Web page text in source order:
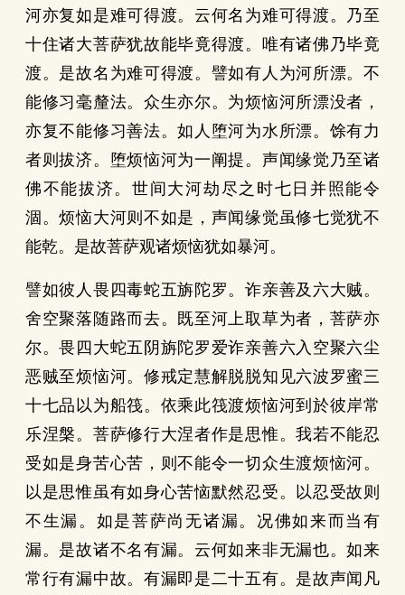
河亦复如是难可得渡。云何名为难可得渡。乃至
十住诸大菩萨犹故能毕竟得渡。唯有诸佛乃毕竟
渡。是故名为难可得渡。譬如有人为河所漂。不
能修习毫釐法。众生亦尔。为烦恼河所漂没者，
亦复不能修习善法。如人堕河为水所漂。馀有力
者则拔济。堕烦恼河为一阐提。声闻缘觉乃至诸
佛不能拔济。世间大河劫尽之时七日并照能令
涸。烦恼大河则不如是，声闻缘觉虽修七觉犹不
能乾。是故菩萨观诸烦恼犹如暴河。
譬如彼人畏四毒蛇五旃陀罗。诈亲善及六大贼。
舍空聚落随路而去。既至河上取草为者，菩萨亦
尔。畏四大蛇五阴旃陀罗爱诈亲善六入空聚六尘
恶贼至烦恼河。修戒定慧解脱脱知见六波罗蜜三
十七品以为船筏。依乘此筏渡烦恼河到於彼岸常
乐涅槃。菩萨修行大涅者作是思惟。我若不能忍
受如是身苦心苦，则不能令一切众生渡烦恼河。
以是思惟虽有如身心苦恼默然忍受。以忍受故则
不生漏。如是菩萨尚无诸漏。况佛如来而当有
漏。是故诸不名有漏。云何如来非无漏也。如来
常行有漏中故。有漏即是二十五有。是故声闻凡